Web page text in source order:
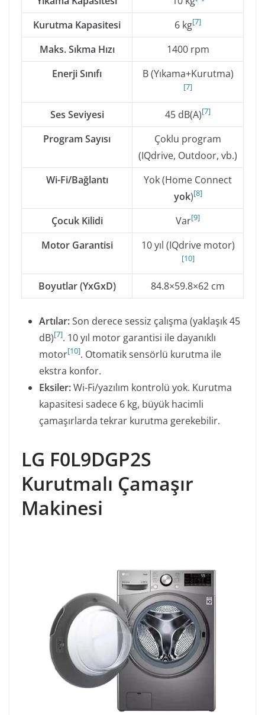
Kurutma Kapasitesi 6 kg[7]
Maks. Sıkma Hızı
1400 rpm
Enerji Sınıfı
B (Yıkama+Kurutma)
[7]
Ses Seviyesi 45 dB(A)[7]
Program Sayısı
Çoklu program
(IQdrive, Outdoor, vb.)
Wi-Fi/Bağlantı
Yok (Home Connect
yok)[8]
Çocuk Kilidi Var[9]
Motor Garantisi 10 yıl (IQdrive motor)
[10]
Boyutlar (YxGxD) 84.8×59.8×62 cm
Artılar:Son derece sessiz çalışma (yaklaşık 45
dB)[7]. 10 yıl motor garantisi ile dayanıklı
motor[10]. Otomatik sensörlü kurutma ile
ekstra konfor.
Eksiler:Wi-Fi/yazılım kontrolü yok. Kurutma
kapasitesi sadece 6 kg, büyük hacimli
çamaşırlarda tekrar kurutma gerekebilir.
LG F0L9DGP2S
Kurutmalı Çamaşır
Makinesi